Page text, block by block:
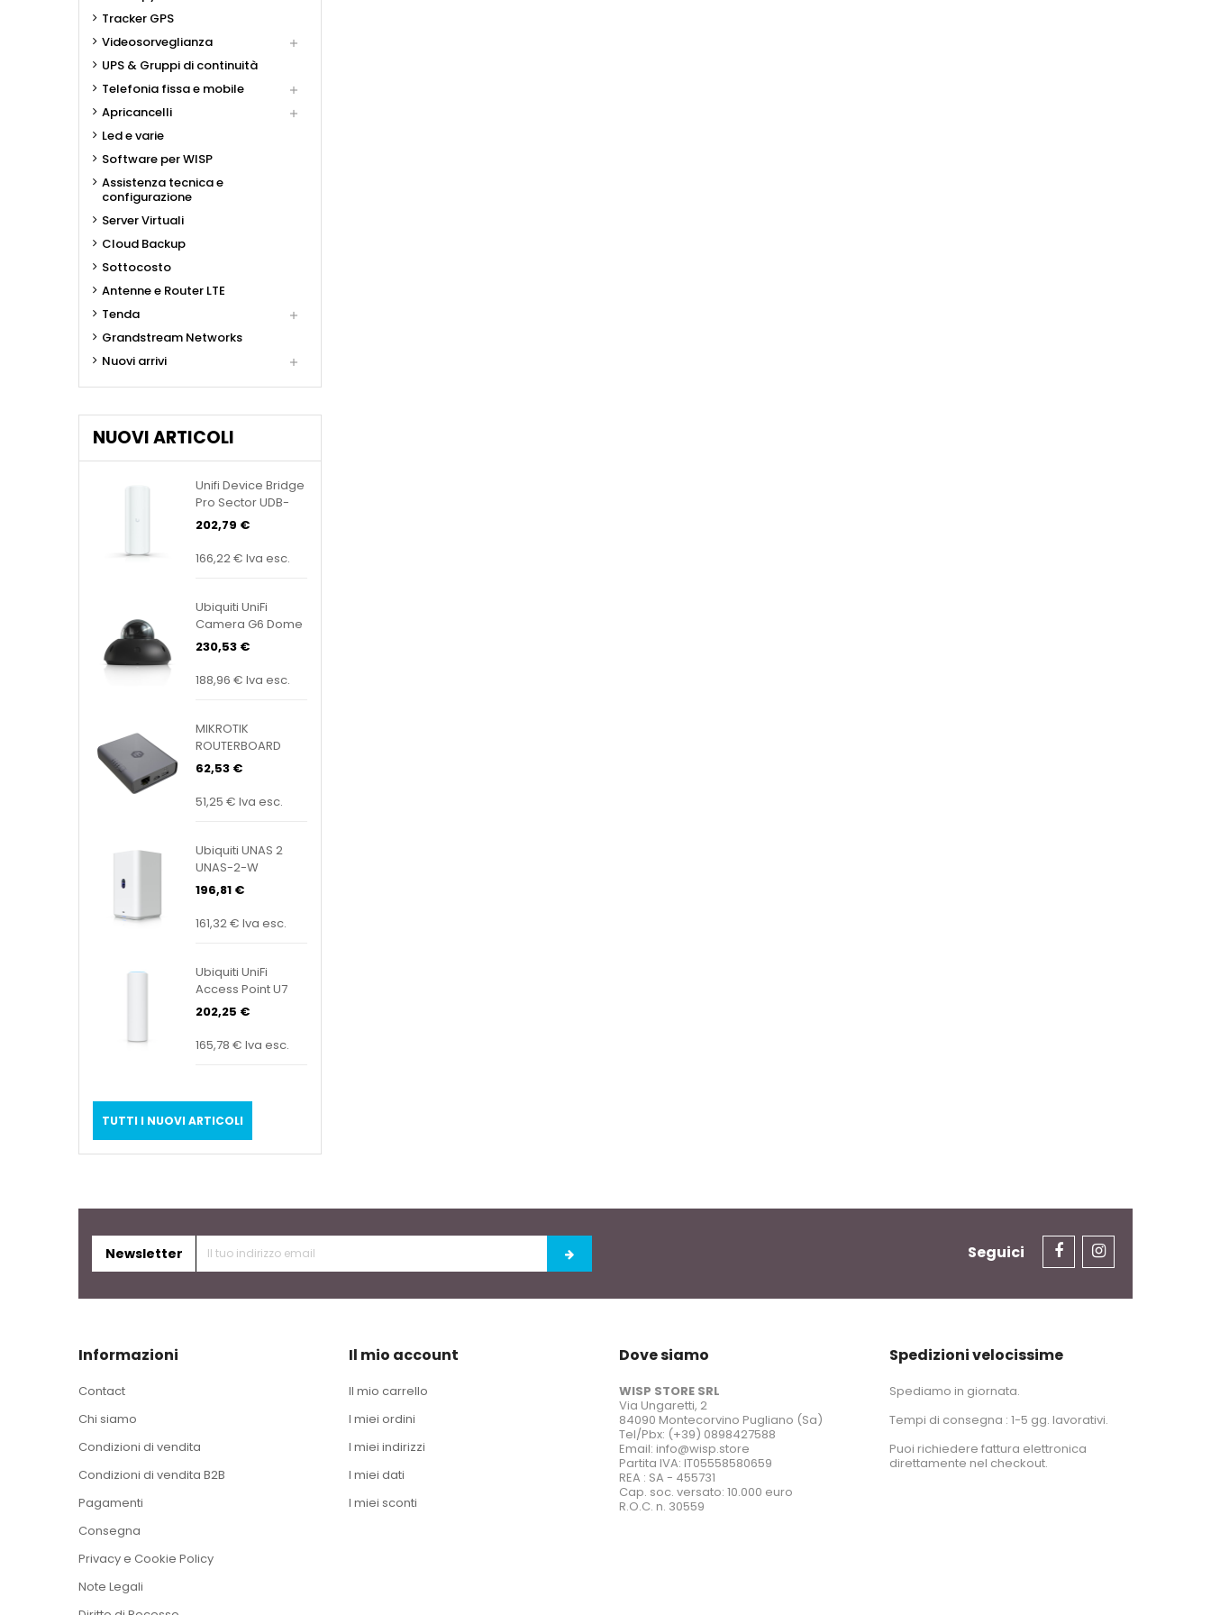
Tracker GPS
Videosorveglianza

UPS & Gruppi di continuità
Telefonia fissa e mobile

Apricancelli 
Led e varie
Software per WISP
Assistenza tecnica e
configurazione
Server Virtuali
Cloud Backup
Sottocosto
Antenne e Router LTE
Tenda

Grandstream Networks
Nuovi arrivi

NUOVI ARTICOLI
Unifi Device Bridge
Pro Sector UDB-
Pro-Sector
202,79 €
166,22 € Iva esc.
Ubiquiti UniFi
Camera G6 Dome
Black UVC-G6-
230,53 €
188,96 € Iva esc.
MIKROTIK
ROUTERBOARD
KNOT Embedded
62,53 €
51,25 € Iva esc.
Ubiquiti UNAS 2
UNAS-2-W
196,81 €
161,32 € Iva esc.
Ubiquiti UniFi
Access Point U7
Mesh U7-Mesh
202,25 €
165,78 € Iva esc.
TUTTI I NUOVI ARTICOLI
Newsletter Seguici
Informazioni
Contact
Chi siamo
Condizioni di vendita
Condizioni di vendita B2B
Pagamenti
Consegna
Privacy e Cookie Policy
Note Legali
Il mio account
Il mio carrello
I miei ordini
I miei indirizzi
I miei dati
I miei sconti
Dove siamo
WISP STORE SRL
Via Ungaretti, 2
84090 Montecorvino Pugliano (Sa)
Tel/Pbx: (+39) 0898427588
Email: info@wisp.store
Partita IVA: IT05558580659
REA : SA - 455731
Cap. soc. versato: 10.000 euro
R.O.C. n. 30559
Spedizioni velocissime
Spediamo in giornata.
Tempi di consegna : 1-5 gg. lavorativi.
Puoi richiedere fattura elettronica
direttamente nel checkout.